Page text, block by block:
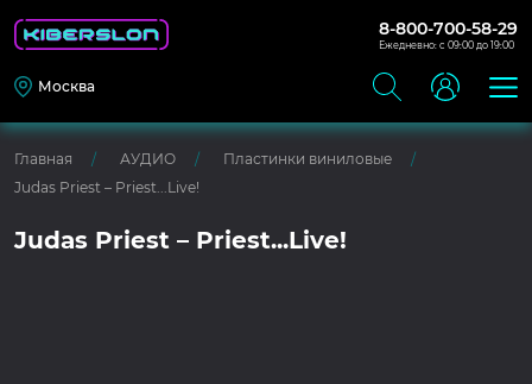
8-800-700-58-29
Ежедневно: с 09:00 до 19:00
Москва
Главная АУДИО
Пластинки виниловые
Judas Priest – Priest...Live!
Judas Priest – Priest...Live!